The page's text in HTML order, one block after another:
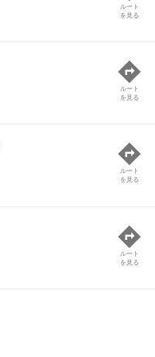
ルート
を見る
ルート
を見る
ルート
を見る
ルート
を見る